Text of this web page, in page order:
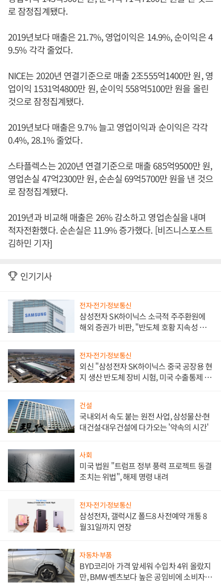
로 잠정집계됐다.
2019년보다 매출은 21.7%, 영업이익은 14.9%, 순이익은 4
9.5% 각각 줄었다.
NICE는 2020년 연결기준으로 매출 2조555억1400만 원, 영
업이익 1531억4800만 원, 순이익 558억5100만 원을 올린
것으로 잠정집계됐다.
2019년보다 매출은 9.7% 늘고 영업이익과 순이익은 각각
0.4%, 28.1% 줄었다.
스타플렉스는 2020년 연결기준으로 매출 685억9500만 원,
영업손실 47억2300만 원, 순손실 69억5700만 원을 낸 것으
로 잠정집계됐다.
2019년과 비교해 매출은 26% 감소하고 영업손실을 내며
적자전환했다. 순손실은 11.9% 증가했다. [비즈니스포스트
김하민 기자]
인기기사
전자·전기·정보통신
삼성전자 SK하이닉스 소극적 주주환원에
해외 증권가 비판, "반도체 호황 지속성 의
전자·전기·정보통신
외신 "삼성전자 SK하이닉스 중국 공장용 현
지 생산 반도체 장비 시험, 미국 수출통제 대
건설
국내외서 속도 붙는 원전 사업, 삼성물산·현
대건설·대우건설에 다가오는 '약속의 시간'
사회
미국 법원 "트럼프 정부 풍력 프로젝트 동결
조치는 위법", 해제 명령 내려
전자·전기·정보통신
삼성전자, 갤럭시Z 폴드8 사전예약 개통 8
월31일까지 연장
자동차·부품
BYD코리아 가격 앞세워 수입차 4위 올랐지
만, BMW·벤츠보다 높은 공임비에 소비자